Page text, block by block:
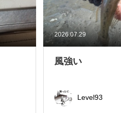
2026.07.29
風強い
Level93